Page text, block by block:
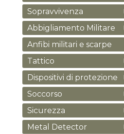
Sopravvivenza
Abbigliamento Militare
Anfibi militari e scarpe
Tattico
Dispositivi di protezione
Soccorso
Sicurezza
Metal Detector